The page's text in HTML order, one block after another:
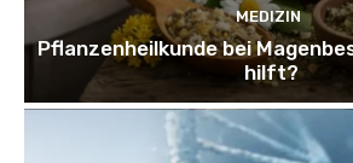
MEDIZIN
Pflanzenheilkunde bei
hilft?